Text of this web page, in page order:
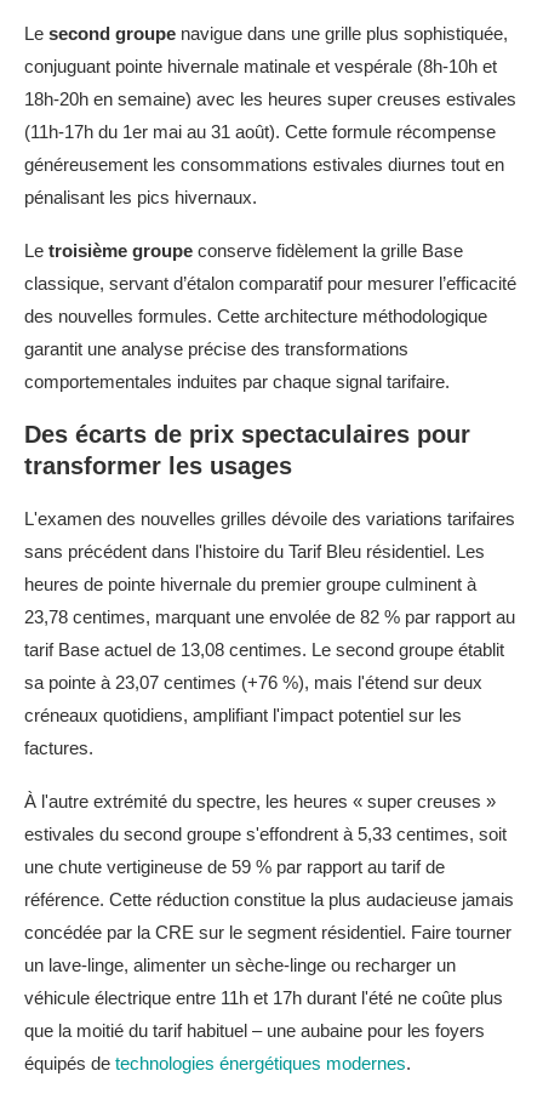
Le second groupe navigue dans une grille plus sophistiquée,
conjuguant pointe hivernale matinale et vespérale (8h-10h et
18h-20h en semaine) avec les heures super creuses estivales
(11h-17h du 1er mai au 31 août). Cette formule récompense
généreusement les consommations estivales diurnes tout en
pénalisant les pics hivernaux.
Le troisième groupe conserve fidèlement la grille Base
classique, servant d’étalon comparatif pour mesurer l’efficacité
des nouvelles formules. Cette architecture méthodologique
garantit une analyse précise des transformations
comportementales induites par chaque signal tarifaire.
Des écarts de prix spectaculaires pour
transformer les usages
L'examen des nouvelles grilles dévoile des variations tarifaires
sans précédent dans l'histoire du Tarif Bleu résidentiel. Les
heures de pointe hivernale du premier groupe culminent à
23,78 centimes, marquant une envolée de 82 % par rapport au
tarif Base actuel de 13,08 centimes. Le second groupe établit
sa pointe à 23,07 centimes (+76 %), mais l'étend sur deux
créneaux quotidiens, amplifiant l'impact potentiel sur les
factures.
À l'autre extrémité du spectre, les heures « super creuses »
estivales du second groupe s'effondrent à 5,33 centimes, soit
une chute vertigineuse de 59 % par rapport au tarif de
référence. Cette réduction constitue la plus audacieuse jamais
concédée par la CRE sur le segment résidentiel. Faire tourner
un lave-linge, alimenter un sèche-linge ou recharger un
véhicule électrique entre 11h et 17h durant l'été ne coûte plus
que la moitié du tarif habituel – une aubaine pour les foyers
équipés de technologies énergétiques modernes.